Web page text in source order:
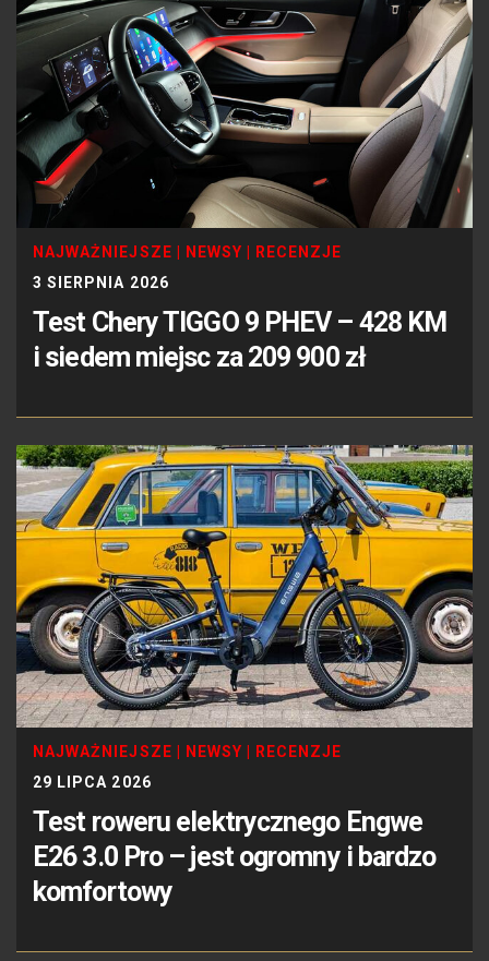
NAJWAŻNIEJSZE NEWSY
RECENZJE
3 SIERPNIA 2026
Test Chery TIGGO 9 PHEV – 428 KM
i siedem miejsc za 209 900 zł
NAJWAŻNIEJSZE NEWSY
RECENZJE
29 LIPCA 2026
Test roweru elektrycznego Engwe
E26 3.0 Pro – jest ogromny i bardzo
komfortowy